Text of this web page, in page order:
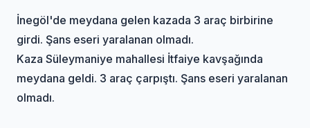
İnegöl'de meydana gelen kazada 3 araç birbirine
girdi. Şans eseri yaralanan olmadı.
Kaza Süleymaniye mahallesi İtfaiye kavşağında
meydana geldi. 3 araç çarpıştı. Şans eseri yaralanan
olmadı.